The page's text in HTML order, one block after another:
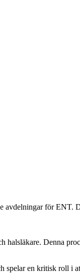
avdelningar för
Denna
spelar en kritisk roll i